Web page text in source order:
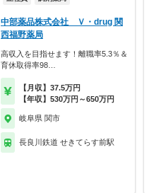
中部薬品株式会社 Ｖ・drug 関
西福野薬局
高収入を目指せます！離職率5.3％＆
育休取得率98…
【月収】37.5万円
【年収】530万円～650万円
岐阜県 関市
長良川鉄道 せきてらす前駅